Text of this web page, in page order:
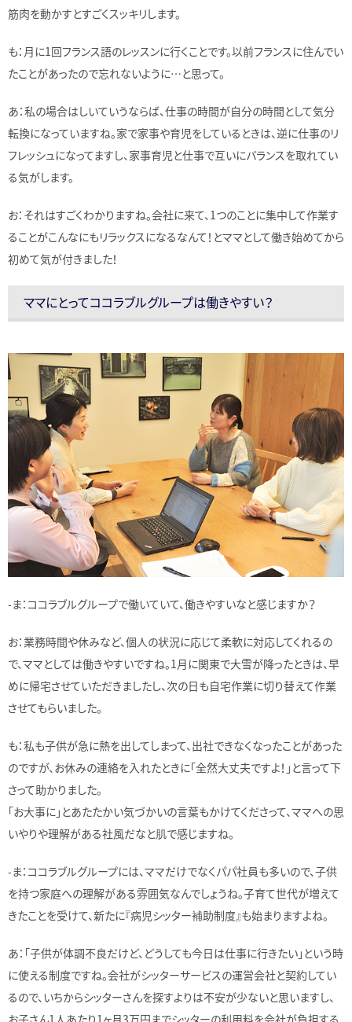
筋肉を動かすとすごくスッキリします。
も：月に1回フランス語のレッスンに行くことです。以前フランスに住んでい
たことがあったので忘れないように…と思って。
あ：私の場合はしいていうならば、仕事の時間が自分の時間として気分
転換になっていますね。家で家事や育児をしているときは、逆に仕事のリ
フレッシュになってますし、家事育児と仕事で互いにバランスを取れてい
る気がします。
お：それはすごくわかりますね。会社に来て、1つのことに集中して作業す
ることがこんなにもリラックスになるなんて！とママとして働き始めてから
初めて気が付きました！
ママにとってココラブルグループは働きやすい？
-ま：ココラブルグループで働いていて、働きやすいなと感じますか？
お：業務時間や休みなど、個人の状況に応じて柔軟に対応してくれるの
で、ママとしては働きやすいですね。1月に関東で大雪が降ったときは、早
めに帰宅させていただきましたし、次の日も自宅作業に切り替えて作業
させてもらいました。
も：私も子供が急に熱を出してしまって、出社できなくなったことがあった
のですが、お休みの連絡を入れたときに「全然大丈夫ですよ！」と言って下
さって助かりました。
「お大事に」とあたたかい気づかいの言葉もかけてくださって、ママへの思
いやりや理解がある社風だなと肌で感じますね。
-ま：ココラブルグループには、ママだけでなくパパ社員も多いので、子供
を持つ家庭への理解がある雰囲気なんでしょうね。子育て世代が増えて
きたことを受けて、新たに『病児シッター補助制度』も始まりますよね。
あ：「子供が体調不良だけど、どうしても今日は仕事に行きたい」という時
に使える制度ですね。会社がシッターサービスの運営会社と契約してい
るので、いちからシッターさんを探すよりは不安が少ないと思いますし、
お子さん1人あたり1ヶ月3万円までシッターの利用料を会社が負担する